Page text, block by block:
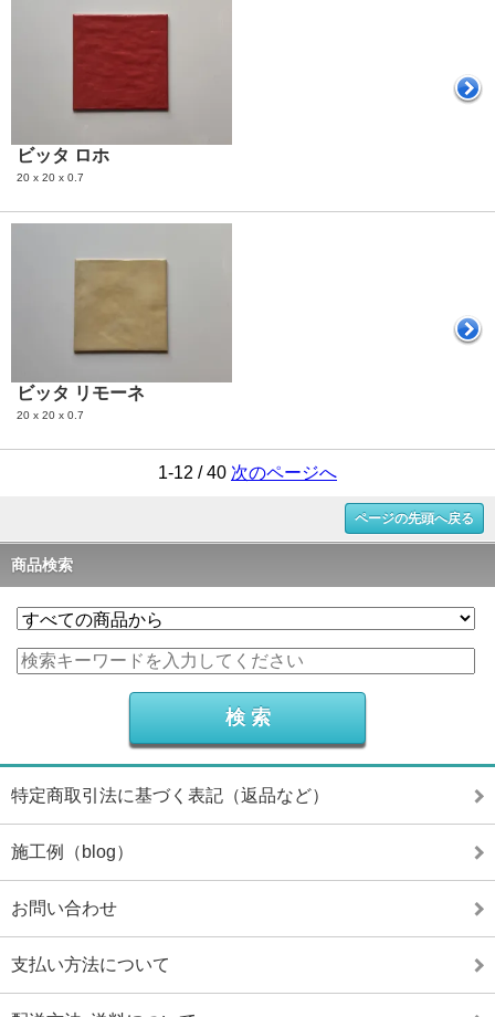
ビッタ ロホ
20 x 20 x 0.7
ビッタ リモーネ
20 x 20 x 0.7
1-12 / 40 次のページへ
ページの先頭へ戻る
商品検索
特定商取引法に基づく表記（返品など）
施工例（blog）
お問い合わせ
支払い方法について